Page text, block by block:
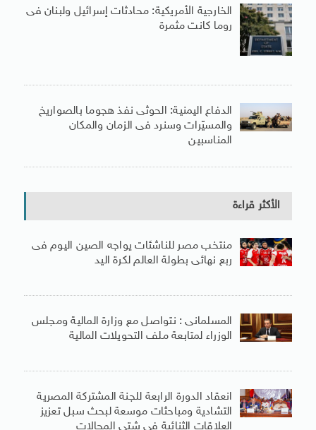
الخارجية الأمريكية: محادثات إسرائيل ولبنان فى
روما كانت مثمرة
الدفاع اليمنية: الحوثى نفذ هجوما بالصواريخ
والمسيّرات وسنرد فى الزمان والمكان
المناسبين
الأكثر قراءة
منتخب مصر للناشئات يواجه الصين اليوم فى
ربع نهائى بطولة العالم لكرة اليد
المسلمانى : نتواصل مع وزارة المالية ومجلس
الوزراء لمتابعة ملف التحويلات المالية
انعقاد الدورة الرابعة للجنة المشتركة المصرية
التشادية ومباحثات موسعة لبحث سبل تعزيز
العلاقات الثنائية فى شتى المجالات